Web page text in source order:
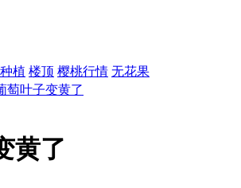
植 楼顶 樱桃行情 无花果
萄叶子变黄了
黄了